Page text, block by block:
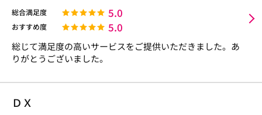
総合満足度 5.0
おすすめ度 5.0
総じて満足度の高いサービスをご提供いただきました。あ
りがとうございました。
ＤＸ